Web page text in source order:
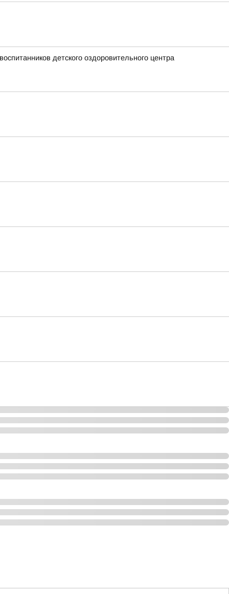
детского оздоровительного центра